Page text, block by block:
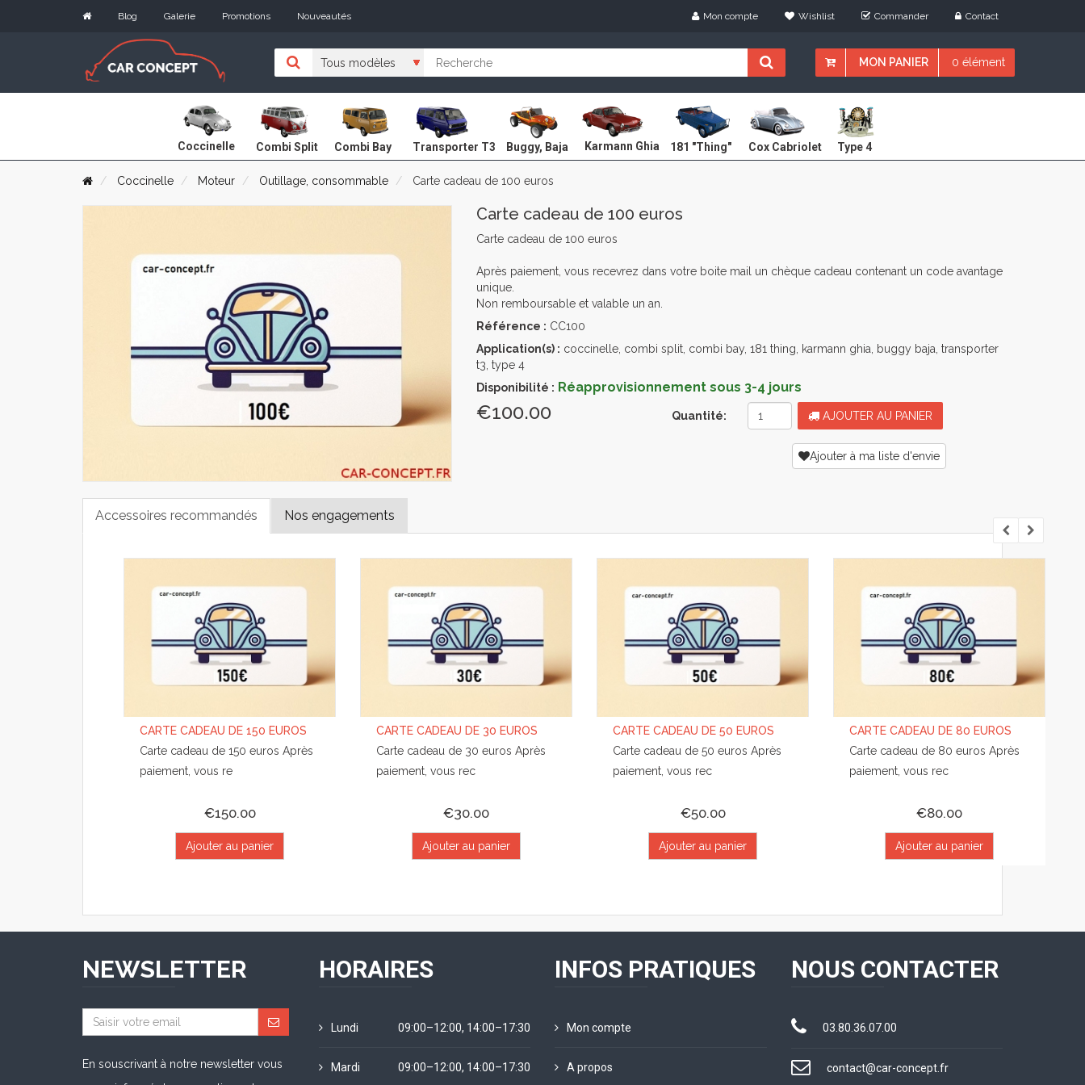
Blog Galerie Promotions Nouveautés Mon compte Wishlist Commander Contact
MON PANIER 0 élément
Coccinelle Combi Split Combi Bay Transporter T3 Buggy, Baja Karmann Ghia 181 "Thing" Cox Cabriolet Type 4
Coccinelle Moteur Outillage, consommable Carte cadeau de 100 euros
Carte cadeau de 100 euros
Carte cadeau de 100 euros
Après paiement, vous recevrez dans votre boite mail un chèque cadeau contenant un code avantage
unique.
Non remboursable et valable un an.
Référence : CC100
Application(s) : coccinelle, combi split, combi bay, 181 thing, karmann ghia, buggy baja, transporter
t3, type 4
Disponibilité : Réapprovisionnement sous 3-4 jours
€100.00 Quantité: AJOUTER AU PANIER
Ajouter à ma liste d'envie
Accessoires recommandés Nos engagements
CARTE CADEAU DE 150 EUROS
Carte cadeau de 150 euros Après
paiement, vous re
€150.00
Ajouter au panier
CARTE CADEAU DE 30 EUROS
Carte cadeau de 30 euros Après
paiement, vous rec
€30.00
Ajouter au panier
CARTE CADEAU DE 50 EUROS
Carte cadeau de 50 euros Après
paiement, vous rec
€50.00
Ajouter au panier
CARTE CADEAU DE 80 EUROS
Carte cadeau de 80 euros Après
paiement, vous rec
€80.00
Ajouter au panier
NEWSLETTER
En souscrivant à notre newsletter vous
HORAIRES
Lundi 09:00–12:00, 14:00–17:30
Mardi 09:00–12:00, 14:00–17:30
INFOS PRATIQUES
Mon compte
A propos
NOUS CONTACTER
03.80.36.07.00
contact@car-concept.fr